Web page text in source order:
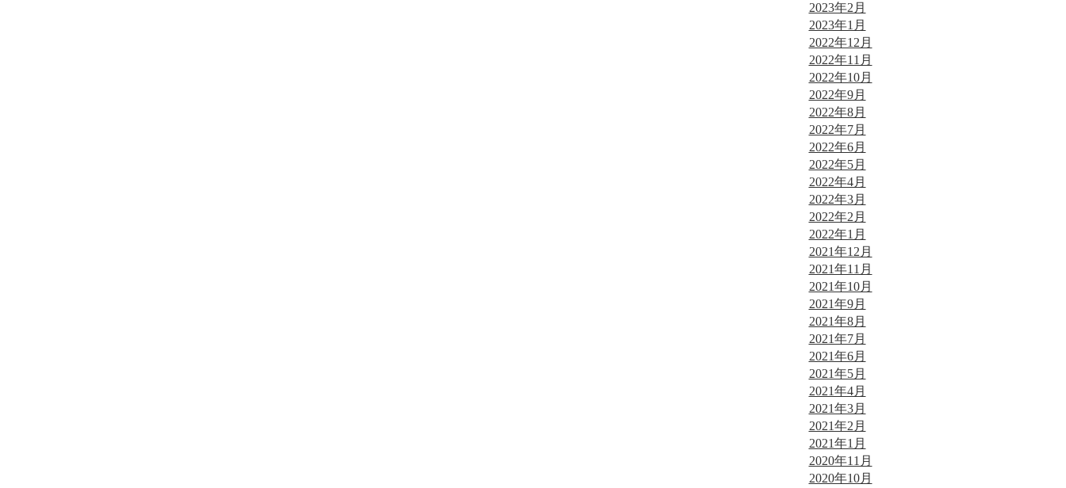
2023年2月
2023年1月
2022年12月
2022年11月
2022年10月
2022年9月
2022年8月
2022年7月
2022年6月
2022年5月
2022年4月
2022年3月
2022年2月
2022年1月
2021年12月
2021年11月
2021年10月
2021年9月
2021年8月
2021年7月
2021年6月
2021年5月
2021年4月
2021年3月
2021年2月
2021年1月
2020年11月
2020年10月